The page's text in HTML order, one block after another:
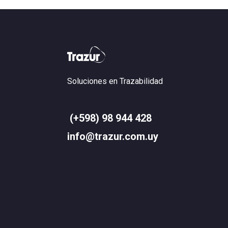
Soluciones en Trazabilidad
(+598) 98 944 428
info@trazur.com.uy